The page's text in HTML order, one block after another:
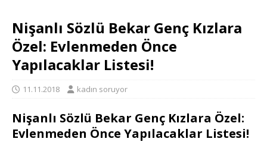
Nişanlı Sözlü Bekar Genç Kızlara
Özel: Evlenmeden Önce
Yapılacaklar Listesi!
11.11.2018 kadın soruyor
Nişanlı Sözlü Bekar Genç Kızlara Özel:
Evlenmeden Önce Yapılacaklar Listesi!